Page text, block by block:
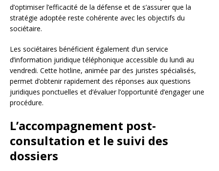
d’optimiser l’efficacité de la défense et de s’assurer que la
stratégie adoptée reste cohérente avec les objectifs du
sociétaire.
Les sociétaires bénéficient également d’un service
d’information juridique téléphonique accessible du lundi au
vendredi. Cette hotline, animée par des juristes spécialisés,
permet d’obtenir rapidement des réponses aux questions
juridiques ponctuelles et d’évaluer l’opportunité d’engager une
procédure.
L’accompagnement post-
consultation et le suivi des
dossiers